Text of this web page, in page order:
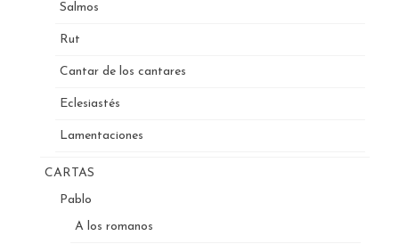
Salmos
Rut
Cantar de los cantares
Eclesiastés
Lamentaciones
CARTAS
Pablo
A los romanos